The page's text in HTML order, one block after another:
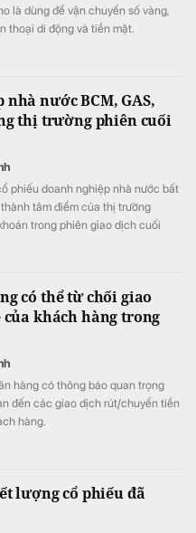
là dùng để vận chuyển số vàng,
thoại di động và tiền mặt.
nước BCM, GAS,
thị trường phiên cuối
phiếu doanh nghiệp nhà nước bất
tâm điểm của thị trường
trong phiên giao dịch cuối
tăng điểm sau khi mở cửa trong
có thể từ chối giao
khách hàng trong
hàng có thông báo quan trọng
đến các giao dịch rút/chuyển tiền
hàng.
lượng cổ phiếu đã